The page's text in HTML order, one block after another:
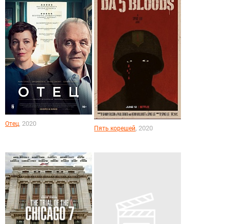
Отец, 2020
Пять корешей, 2020